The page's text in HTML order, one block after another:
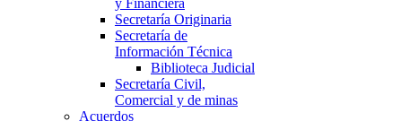
y Financiera
Secretaría Originaria
Secretaría de
Información Técnica
Biblioteca Judicial
Secretaría Civil,
Comercial y de minas
Acuerdos